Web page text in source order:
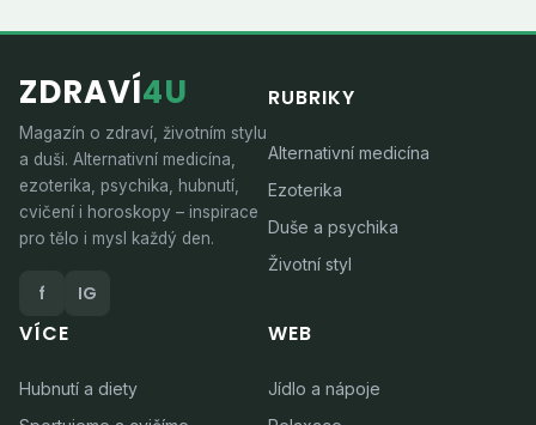
ZDRAVÍ4U
Magazín o zdraví, životním stylu
a duši. Alternativní medicína,
ezoterika, psychika, hubnutí,
cvičení i horoskopy – inspirace
pro tělo i mysl každý den.
f IG
RUBRIKY
Alternativní medicína
Ezoterika
Duše a psychika
Životní styl
VÍCE
Hubnutí a diety
WEB
Jídlo a nápoje